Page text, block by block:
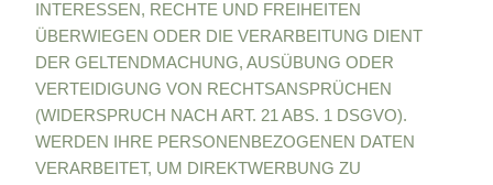
INTERESSEN, RECHTE UND FREIHEITEN
ÜBERWIEGEN ODER DIE VERARBEITUNG DIENT
DER GELTENDMACHUNG, AUSÜBUNG ODER
VERTEIDIGUNG VON RECHTSANSPRÜCHEN
(WIDERSPRUCH NACH ART. 21 ABS. 1 DSGVO).
WERDEN IHRE PERSONENBEZOGENEN DATEN
VERARBEITET, UM DIREKTWERBUNG ZU